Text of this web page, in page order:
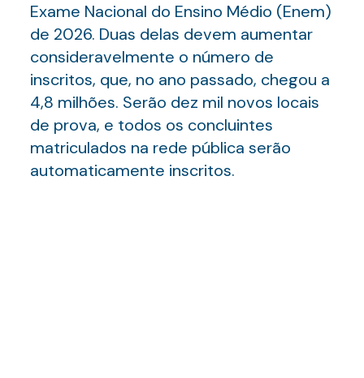
Exame Nacional do Ensino Médio (Enem)
de 2026. Duas delas devem aumentar
consideravelmente o número de
inscritos, que, no ano passado, chegou a
4,8 milhões. Serão dez mil novos locais
de prova, e todos os concluintes
matriculados na rede pública serão
automaticamente inscritos.